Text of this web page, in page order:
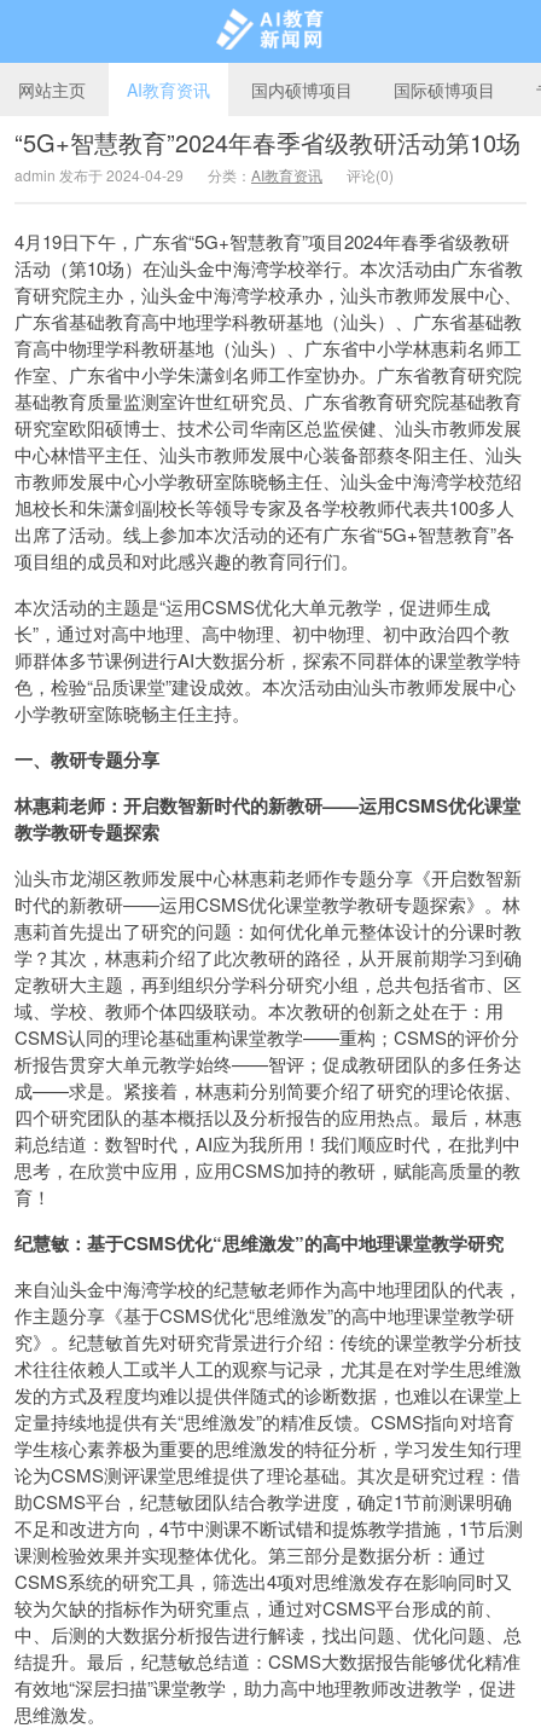
AI教育新闻网
网站主页 AI教育资讯 国内硕博项目 国际硕博项目
“5G+智慧教育”2024年春季省级教研活动第10场
admin 发布于 2024-04-29 分类： AI教育资讯 评论(0)
4月19日下午，广东省“5G+智慧教育”项目2024年春季省级教研
活动（第10场）在汕头金中海湾学校举行。本次活动由广东省教
育研究院主办，汕头金中海湾学校承办，汕头市教师发展中心、
广东省基础教育高中地理学科教研基地（汕头）、广东省基础教
育高中物理学科教研基地（汕头）、广东省中小学林惠莉名师工
作室、广东省中小学朱潇剑名师工作室协办。广东省教育研究院
基础教育质量监测室许世红研究员、广东省教育研究院基础教育
研究室欧阳硕博士、技术公司华南区总监侯健、汕头市教师发展
中心林惜平主任、汕头市教师发展中心装备部蔡冬阳主任、汕头
市教师发展中心小学教研室陈晓畅主任、汕头金中海湾学校范绍
旭校长和朱潇剑副校长等领导专家及各学校教师代表共100多人
出席了活动。线上参加本次活动的还有广东省“5G+智慧教育”各
项目组的成员和对此感兴趣的教育同行们。
本次活动的主题是“运用CSMS优化大单元教学，促进师生成
长”，通过对高中地理、高中物理、初中物理、初中政治四个教
师群体多节课例进行AI大数据分析，探索不同群体的课堂教学特
色，检验“品质课堂”建设成效。本次活动由汕头市教师发展中心
小学教研室陈晓畅主任主持。
一、教研专题分享
林惠莉老师：开启数智新时代的新教研——运用CSMS优化课堂
教学教研专题探索
汕头市龙湖区教师发展中心林惠莉老师作专题分享《开启数智新
时代的新教研——运用CSMS优化课堂教学教研专题探索》。林
惠莉首先提出了研究的问题：如何优化单元整体设计的分课时教
学？其次，林惠莉介绍了此次教研的路径，从开展前期学习到确
定教研大主题，再到组织分学科分研究小组，总共包括省市、区
域、学校、教师个体四级联动。本次教研的创新之处在于：用
CSMS认同的理论基础重构课堂教学——重构；CSMS的评价分
析报告贯穿大单元教学始终——智评；促成教研团队的多任务达
成——求是。紧接着，林惠莉分别简要介绍了研究的理论依据、
四个研究团队的基本概括以及分析报告的应用热点。最后，林惠
莉总结道：数智时代，AI应为我所用！我们顺应时代，在批判中
思考，在欣赏中应用，应用CSMS加持的教研，赋能高质量的教
育！
纪慧敏：基于CSMS优化“思维激发”的高中地理课堂教学研究
来自汕头金中海湾学校的纪慧敏老师作为高中地理团队的代表，
作主题分享《基于CSMS优化“思维激发”的高中地理课堂教学研
究》。纪慧敏首先对研究背景进行介绍：传统的课堂教学分析技
术往往依赖人工或半人工的观察与记录，尤其是在对学生思维激
发的方式及程度均难以提供伴随式的诊断数据，也难以在课堂上
定量持续地提供有关“思维激发”的精准反馈。CSMS指向对培育
学生核心素养极为重要的思维激发的特征分析，学习发生知行理
论为CSMS测评课堂思维提供了理论基础。其次是研究过程：借
助CSMS平台，纪慧敏团队结合教学进度，确定1节前测课明确
不足和改进方向，4节中测课不断试错和提炼教学措施，1节后测
课测检验效果并实现整体优化。第三部分是数据分析：通过
CSMS系统的研究工具，筛选出4项对思维激发存在影响同时又
较为欠缺的指标作为研究重点，通过对CSMS平台形成的前、
中、后测的大数据分析报告进行解读，找出问题、优化问题、总
结提升。最后，纪慧敏总结道：CSMS大数据报告能够优化精准
有效地“深层扫描”课堂教学，助力高中地理教师改进教学，促进
思维激发。